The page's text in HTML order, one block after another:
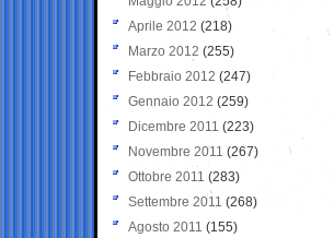
Aprile 2012 (218)
Marzo 2012 (255)
Febbraio 2012 (247)
Gennaio 2012 (259)
Dicembre 2011 (223)
Novembre 2011 (267)
Ottobre 2011 (283)
Settembre 2011 (268)
Agosto 2011 (155)